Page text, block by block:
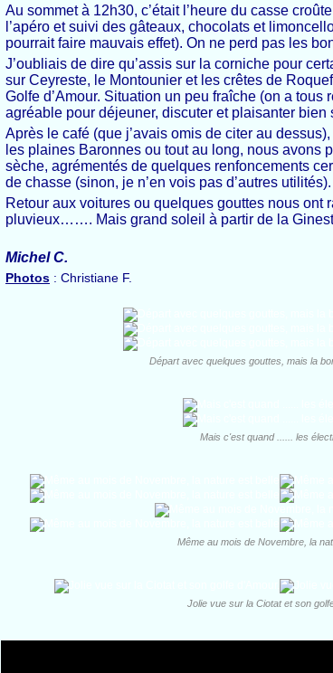
Au sommet à 12h30, c’était l’heure du casse
l’apéro et suivi des gâteaux, chocolats et
pourrait faire mauvais effet). On ne perd pas les
J’oubliais de dire qu’assis sur la corniche pour
sur Ceyreste, le Montounier et les crêtes de
Golfe d’Amour. Situation un peu fraîche (on a tous
agréable pour déjeuner, discuter et plaisanter bien
Après le café (que j’avais omis de citer au
les plaines Baronnes ou tout au long, nous avons
sèche, agrémentés de quelques renfoncements
de chasse (sinon, je n’en vois pas d’autres utilités).
Retour aux voitures ou quelques gouttes nous ont
pluvieux……. Mais grand soleil à partir de la
Michel C.
Photos : Christiane F.
Départ avec quelques gouttes, mais la
Mais c'est quand ...... les
Même au mois de Novembre, la
Jolie vue sur la Ciotat et son